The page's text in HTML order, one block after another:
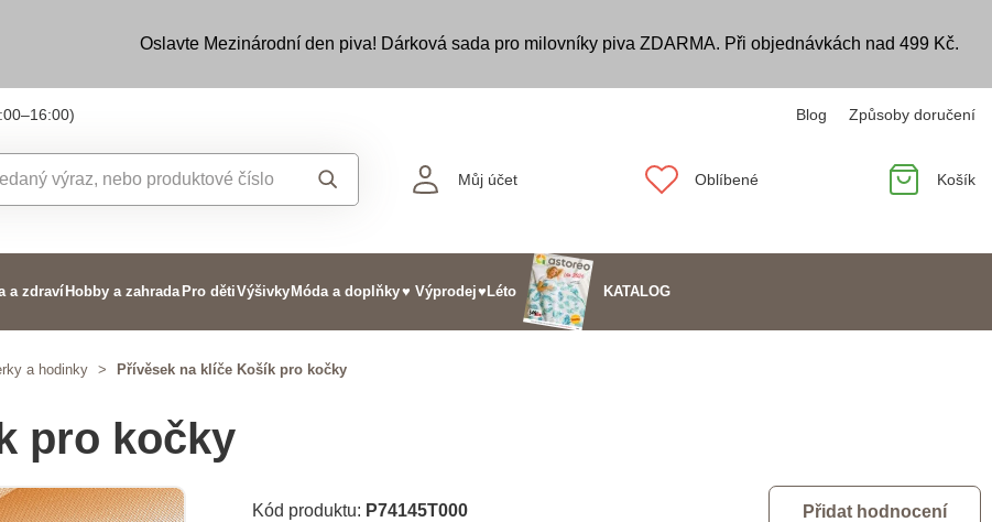
Oslavte Mezinárodní den piva! Dárková sada pro milovníky piva ZDARMA. Při objednávkách nad 499 Kč.
Blog Způsoby doručení
Můj účet Oblíbené Košík
a zdraví Hobby a zahrada Pro dětiVýšivky Móda a doplňky♥ Výprodej♥Léto KATALOG
a hodinky > Přívěsek na klíče Košík pro kočky
pro kočky
Kód produktu: P74145T000 Přidat hodnocení